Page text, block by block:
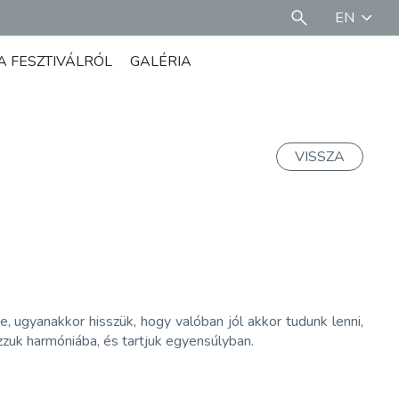
EN
FESZTIVÁLRÓL GALÉRIA
VISSZA
hisszük, hogy valóban jól akkor tudunk lenni,
harmóniába, és tartjuk egyensúlyban.